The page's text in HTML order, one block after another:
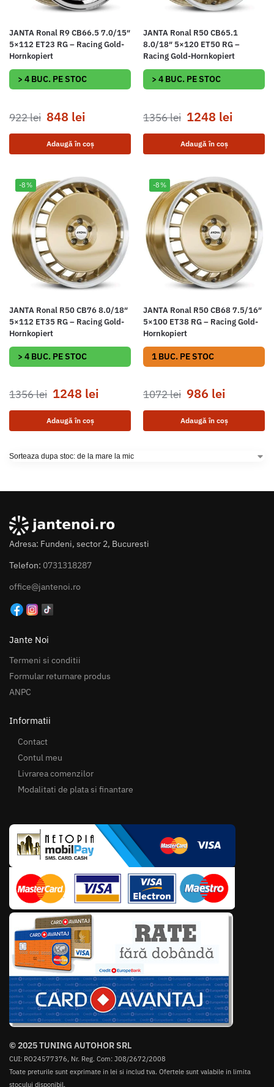
JANTA Ronal R9 CB66.5 7.0/15″
5×112 ET23 RG – Racing Gold-
Hornkopiert
> 4 BUC. PE STOC
922lei 848 lei
Adaugă în coș
JANTA Ronal R50 CB65.1
8.0/18″ 5×120 ET50 RG –
Racing Gold-Hornkopiert
> 4 BUC. PE STOC
1356lei 1248 lei
Adaugă în coș
-8%
JANTA Ronal R50 CB76 8.0/18″
5×112 ET35 RG – Racing Gold-
Hornkopiert
> 4 BUC. PE STOC
1356lei 1248 lei
Adaugă în coș
-8%
JANTA Ronal R50 CB68 7.5/16″
5×100 ET38 RG – Racing Gold-
Hornkopiert
1 BUC. PE STOC
1072lei 986 lei
Adaugă în coș
Adresa: Fundeni, sector 2, Bucuresti
Telefon: 0731318287
office@jantenoi.ro
Jante Noi
Termeni si conditii
Formular returnare produs
ANPC
Informatii
Contact
Contul meu
Livrarea comenzilor
Modalitati de plata si finantare
© 2025 TUNING AUTOHOR SRL
CUI: RO24577376, Nr. Reg. Com: J08/2672/2008
Toate preturile sunt exprimate in lei si includ tva. Ofertele sunt valabile in limita
stocului disponibil.